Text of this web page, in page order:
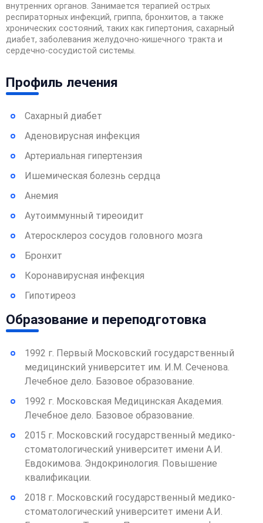
внутренних органов. Занимается терапией острых
респираторных инфекций, гриппа, бронхитов, а также
хронических состояний, таких как гипертония, сахарный
диабет, заболевания желудочно-кишечного тракта и
сердечно-сосудистой системы.
Профиль лечения
Сахарный диабет
Аденовирусная инфекция
Артериальная гипертензия
Ишемическая болезнь сердца
Анемия
Аутоиммунный тиреоидит
Атеросклероз сосудов головного мозга
Бронхит
Коронавирусная инфекция
Гипотиреоз
Образование и переподготовка
1992 г. Первый Московский государственный
медицинский университет им. И.М. Сеченова.
Лечебное дело. Базовое образование.
1992 г. Московская Медицинская Академия.
Лечебное дело. Базовое образование.
2015 г. Московский государственный медико-
стоматологический университет имени А.И.
Евдокимова. Эндокринология. Повышение
квалификации.
2018 г. Московский государственный медико-
стоматологический университет имени А.И.